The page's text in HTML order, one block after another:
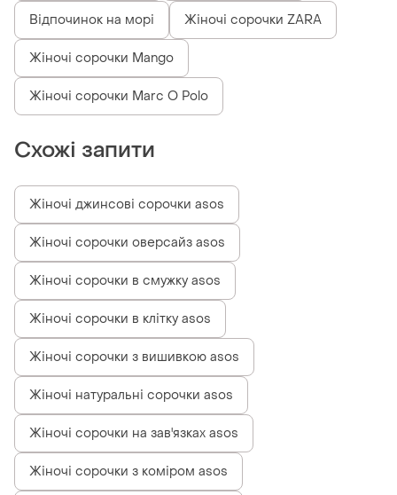
Відпочинок на морі Жіночі сорочки ZARA
Жіночі сорочки Mango
Жіночі сорочки Marc O Polo
Схожі запити
Жіночі джинсові сорочки asos
Жіночі сорочки оверсайз asos
Жіночі сорочки в смужку asos
Жіночі сорочки в клітку asos
Жіночі сорочки з вишивкою asos
Жіночі натуральні сорочки asos
Жіночі сорочки на зав'язках asos
Жіночі сорочки з коміром asos